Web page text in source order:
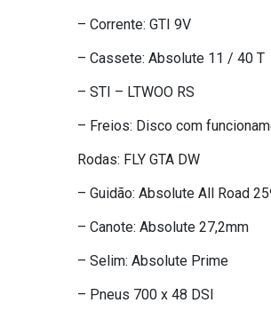
– Corrente: GTI 9V
– Cassete: Absolute 11 / 40 T
– STI – LTWOO RS
– Freios: Disco com
Rodas: FLY GTA DW
– Guidão: Absolute All Road
– Canote: Absolute 27,2mm
– Selim: Absolute Prime
– Pneus 700 x 48 DSI